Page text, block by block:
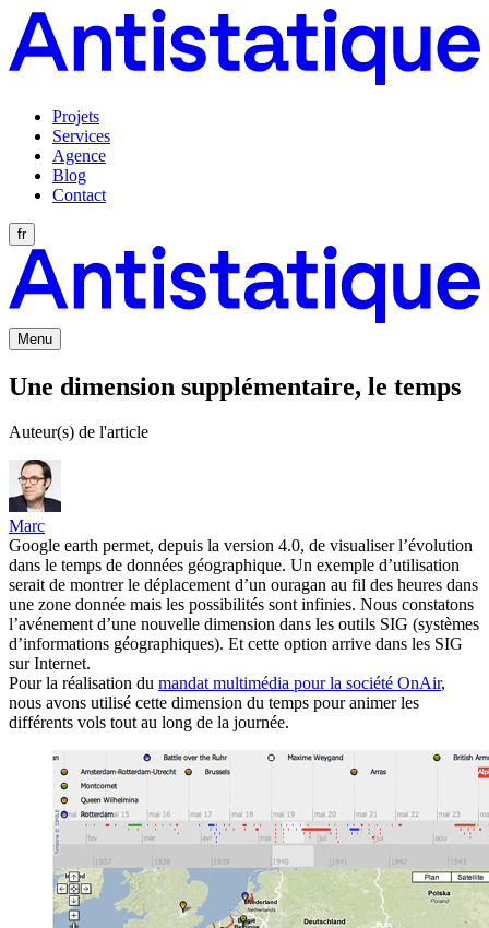
Projets
Services
Agence
Blog
Contact
fr
Menu
Une dimension supplémentaire, le temps
Auteur(s) de l'article
Marc
Google earth permet, depuis la version 4.0, de visualiser l’évolution
dans le temps de données géographique. Un exemple d’utilisation
serait de montrer le déplacement d’un ouragan au fil des heures dans
une zone donnée mais les possibilités sont infinies. Nous constatons
l’avénement d’une nouvelle dimension dans les outils SIG (systèmes
d’informations géographiques). Et cette option arrive dans les SIG
sur Internet.
Pour la réalisation du mandat multimédia pour la société OnAir,
nous avons utilisé cette dimension du temps pour animer les
différents vols tout au long de la journée.